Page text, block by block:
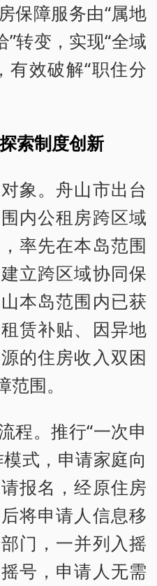
保障服务由“属地
”转变，实现“全域
有效破解“职住分
索制度创新
。舟山市出台
内公租房跨区域
率先在本岛范围
立跨区域协同保
本岛范围内已获
赁补贴、因异地
的住房收入双困
围。
。推行“一次申
式，申请家庭向
报名，经原住房
将申请人信息移
门，一并列入摇
号，申请人无需